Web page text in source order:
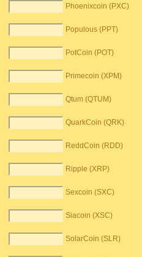
Phoenixcoin (PXC)
Populous (PPT)
PotCoin (POT)
Primecoin (XPM)
Qtum (QTUM)
QuarkCoin (QRK)
ReddCoin (RDD)
Ripple (XRP)
Sexcoin (SXC)
Siacoin (XSC)
SolarCoin (SLR)